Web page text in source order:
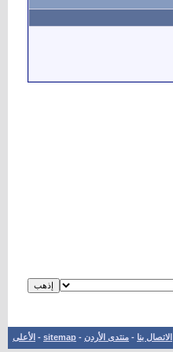
الاتصال بنا - منتدى الأردن -
sitemap
- الأعلى